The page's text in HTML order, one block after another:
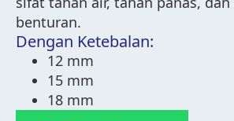
benturan.
Dengan Ketebalan:
12 mm
15 mm
18 mm